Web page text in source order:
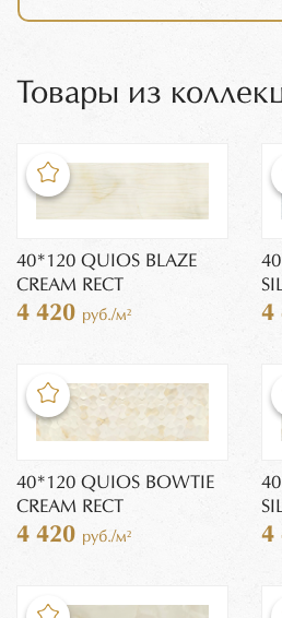
Товары из
40*120 QUIOS BLAZE
CREAM RECT
4 420 руб./м² 4
40*120 QUIOS BOWTIE
CREAM RECT
4 420 руб./м² 4